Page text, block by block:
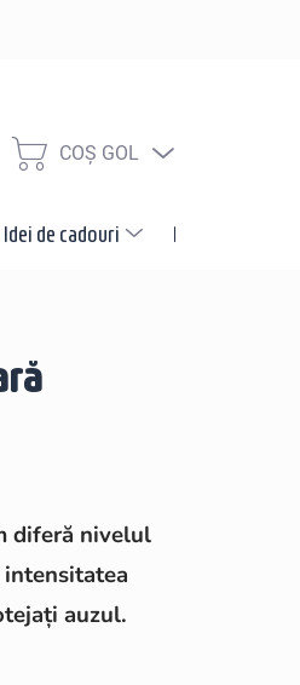
COŞ
COŞ GOL
Idei de cadouri Promotii
diferă nivelul
auzul.